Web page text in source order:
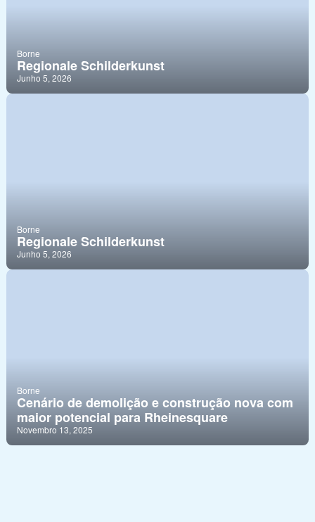
Borne
Regionale Schilderkunst
Junho 5, 2026
Borne
Regionale Schilderkunst
Junho 5, 2026
Borne
Cenário de demolição e construção nova com
maior potencial para Rheinesquare
Novembro 13, 2025